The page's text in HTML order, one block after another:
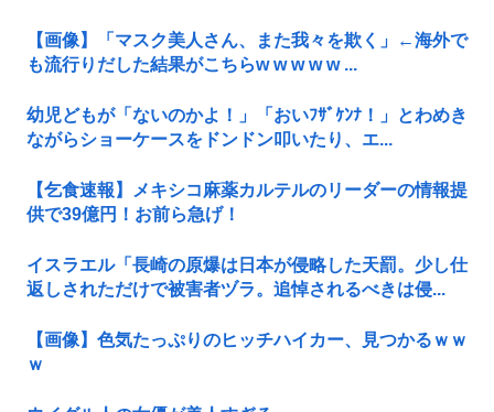
【画像】「マスク美人さん、また我々を欺く」←海外で
も流行りだした結果がこちらw w w w w ...
幼児どもが「ないのかよ！」「おいﾌｻﾞｹﾝﾅ！」とわめき
ながらショーケースをドンドン叩いたり、エ...
【乞食速報】メキシコ麻薬カルテルのリーダーの情報提
供で39億円！お前ら急げ！
イスラエル「長崎の原爆は日本が侵略した天罰。少し仕
返しされただけで被害者ヅラ。追悼されるべきは侵...
【画像】色気たっぷりのヒッチハイカー、見つかるｗｗ
ｗ